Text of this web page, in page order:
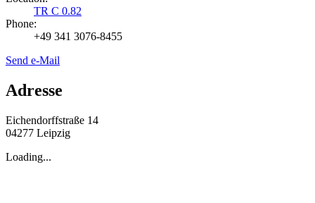
TR C 0.82
Phone:
+49 341 3076-8455
Send e-Mail
Adresse
Eichendorffstraße 14
04277 Leipzig
Loading...